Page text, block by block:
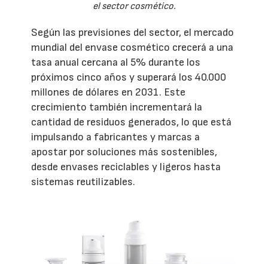
el sector cosmético.
Según las previsiones del sector, el mercado
mundial del envase cosmético crecerá a una
tasa anual cercana al 5% durante los
próximos cinco años y superará los 40.000
millones de dólares en 2031. Este
crecimiento también incrementará la
cantidad de residuos generados, lo que está
impulsando a fabricantes y marcas a
apostar por soluciones más sostenibles,
desde envases reciclables y ligeros hasta
sistemas reutilizables.